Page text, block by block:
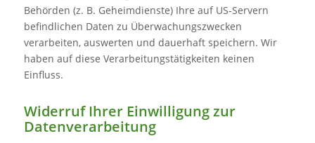
Behörden (z. B. Geheimdienste) Ihre auf US-Servern
befindlichen Daten zu Überwachungszwecken
verarbeiten, auswerten und dauerhaft speichern. Wir
haben auf diese Verarbeitungstätigkeiten keinen
Einfluss.
Widerruf Ihrer Einwilligung zur
Datenverarbeitung